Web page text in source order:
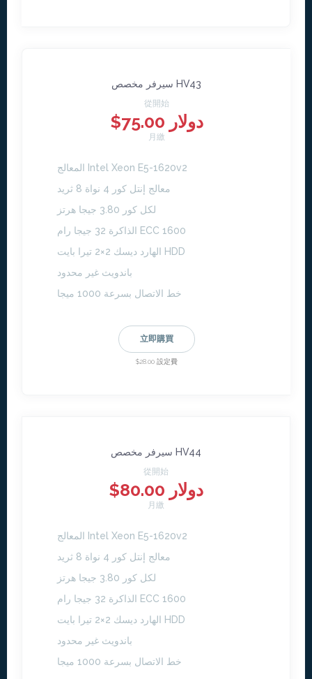
سيرفر مخصص HV43
從開始
$75.00 دولار
月繳
المعالج Intel Xeon E5-1620v2
معالج إنتل كور 4 نواة 8 ثريد
لكل كور 3.80 جيجا هرتز
الذاكرة 32 جيجا رام ECC 1600
الهارد ديسك 2×2 تيرا بايت HDD
باندويث غير محدود
خط الاتصال بسرعة 1000 ميجا
立即購買
$28.00 設定費
سيرفر مخصص HV44
從開始
$80.00 دولار
月繳
المعالج Intel Xeon E5-1620v2
معالج إنتل كور 4 نواة 8 ثريد
لكل كور 3.80 جيجا هرتز
الذاكرة 32 جيجا رام ECC 1600
الهارد ديسك 2×2 تيرا بايت HDD
باندويث غير محدود
خط الاتصال بسرعة 1000 ميجا